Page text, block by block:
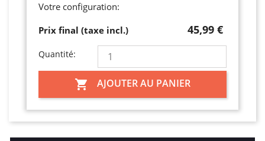
Votre configuration:
Prix final (taxe incl.)
45,99 €
Quantité:
 AJOUTER AU PANIER